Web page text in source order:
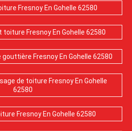
Fresnoy En Gohelle 62580
Fresnoy En Gohelle 62580
Fresnoy En Gohelle 62580
de toiture Fresnoy En Gohelle
62580
Fresnoy En Gohelle 62580